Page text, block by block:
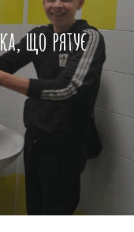
що рятує